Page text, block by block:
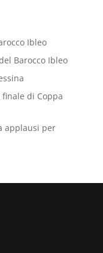
Ibleo
Barocco Ibleo
di Coppa
applausi per